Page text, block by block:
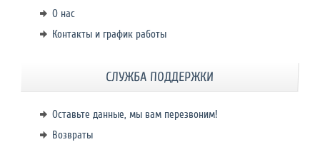
О нас
Контакты и график работы
СЛУЖБА ПОДДЕРЖКИ
Оставьте данные, мы вам перезвоним!
Возвраты